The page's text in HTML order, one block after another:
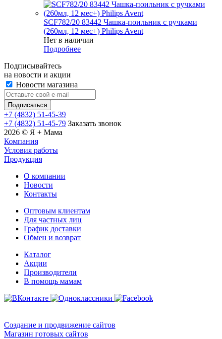
SCF782/20 83442 Чашка-поильник с ручками
(260мл, 12 мес+) Philips Avent
Нет в наличии
Подробнее
Подписывайтесь
на новости и акции
Новости магазина
+7 (4832) 51-45-39
+7 (4832) 51-45-79 Заказать звонок
2026 © Я + Мама
Компания
Условия работы
Продукция
О компании
Новости
Контакты
Оптовым клиентам
Для частных лиц
График доставки
Обмен и возврат
Каталог
Акции
Производители
В помощь мамам
Создание и продвижение сайтов
Магазин готовых сайтов